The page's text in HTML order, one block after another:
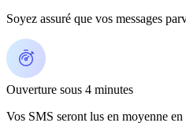
Soyez assuré que vos messages
Ouverture sous 4 minutes
Vos SMS seront lus en moyenne